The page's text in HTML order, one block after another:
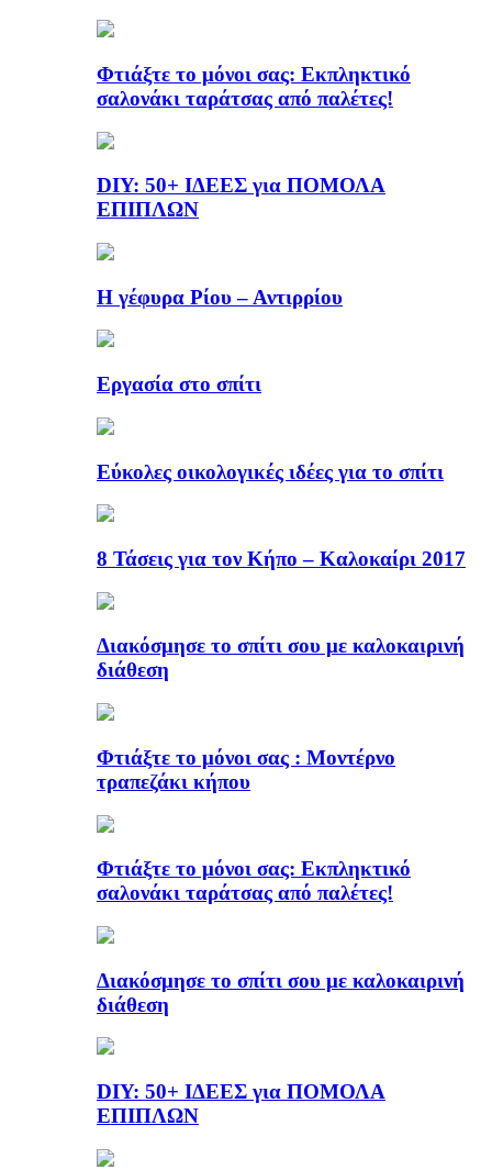
Φτιάξτε το μόνοι σας: Εκπληκτικό
σαλονάκι ταράτσας από παλέτες!
DIY: 50+ ΙΔΕΕΣ για ΠΟΜΟΛΑ
ΕΠΙΠΛΩΝ
Η γέφυρα Ρίου – Αντιρρίου
Εργασία στο σπίτι
Εύκολες οικολογικές ιδέες για το σπίτι
8 Τάσεις για τον Κήπο – Καλοκαίρι 2017
Διακόσμησε το σπίτι σου με καλοκαιρινή
διάθεση
Φτιάξτε το μόνοι σας : Μοντέρνο
τραπεζάκι κήπου
Φτιάξτε το μόνοι σας: Εκπληκτικό
σαλονάκι ταράτσας από παλέτες!
Διακόσμησε το σπίτι σου με καλοκαιρινή
διάθεση
DIY: 50+ ΙΔΕΕΣ για ΠΟΜΟΛΑ
ΕΠΙΠΛΩΝ